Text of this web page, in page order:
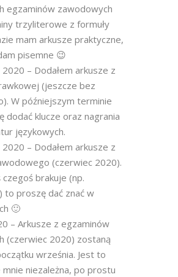
egzaminów zawodowych
trzyliterowe z formuły
mam arkusze praktyczne,
pisemne 😉
– Dodałem arkusze z
(jeszcze bez
W późniejszym terminie
dodać klucze oraz nagrania
językowych.
– Dodałem arkusze z
(czerwiec 2020).
czegoś brakuje (np.
to proszę dać znać w
🙂
– Arkusze z egzaminów
(czerwiec 2020) zostaną
września. Jest to
niezależna, po prostu